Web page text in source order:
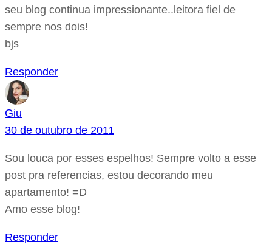
seu blog continua impressionante..leitora fiel de
sempre nos dois!
bjs
Responder
Giu
30 de outubro de 2011
Sou louca por esses espelhos! Sempre volto a esse
post pra referencias, estou decorando meu
apartamento! =D
Amo esse blog!
Responder